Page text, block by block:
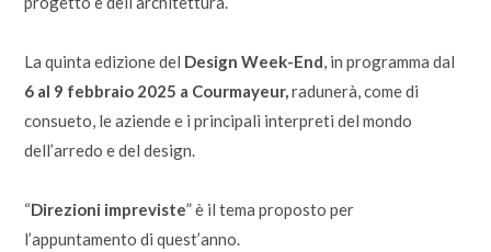
La quinta edizione del Design Week-End, in programma dal
6 al 9 febbraio 2025 a Courmayeur,radunerà, come di
consueto, le aziende e i principali interpreti del mondo
dell’arredo e del design.
“Direzioni impreviste” è il tema proposto per
l’appuntamento di quest’anno.